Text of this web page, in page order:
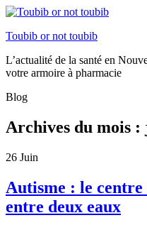
Toubib or not toubib
L’actualité de la santé en
votre armoire à pharmacie
Blog
Archives du mois :
26 Juin
Autisme : le
entre deux eaux